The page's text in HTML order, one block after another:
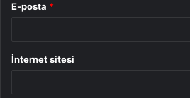
E-posta *
İnternet sitesi